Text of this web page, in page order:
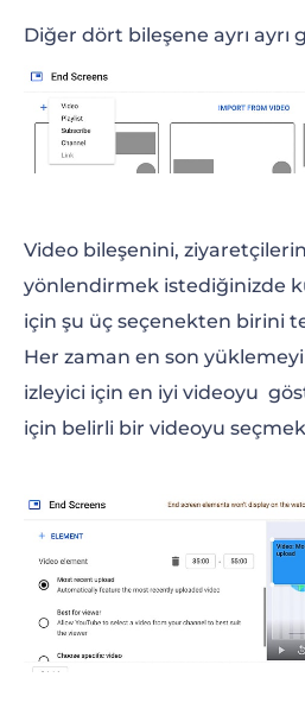
Diğer dört bileşene ayrı ayrı
Video bileşenini,
yönlendirmek istediğinizde
için şu üç seçenekten birini
Her zaman en son
izleyici için en iyi videoyu
için belirli bir videoyu